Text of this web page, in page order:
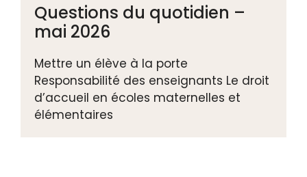
Questions du quotidien –
mai 2026
Mettre un élève à la porte
Responsabilité des enseignants Le droit
d’accueil en écoles maternelles et
élémentaires